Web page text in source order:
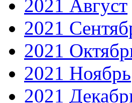
2021 Август
2021
2021
2021 Ноябрь
2021